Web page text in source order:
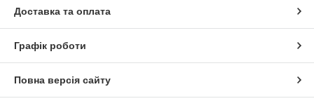
Доставка та оплата
Графік роботи
Повна версія сайту